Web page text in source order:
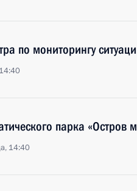
по мониторингу
парка «Остров
14:40